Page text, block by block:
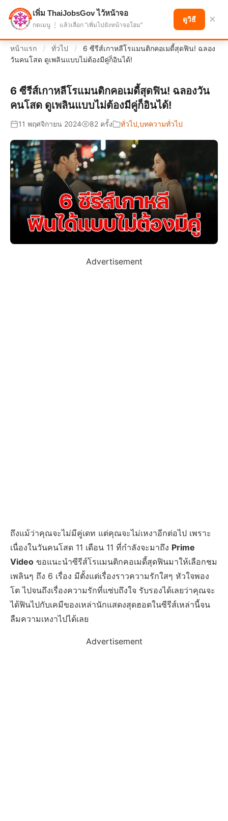
แบ่งปันโอกาส เพื่ออนาคตที่ก้าวหน้า
หน้าแรก / ทั่วไป /
6 ซีรีส์เกาหลีโรแมนติกคอเมดี้สุดฟิน! ฉลอง
วันคนโสด ดูเพลินแบบไม่ต้องมีคู่ก็อินได้!
6 ซีรีส์เกาหลีโรแมนติกคอเมดี้สุดฟิน! ฉลองวัน
คนโสด ดูเพลินแบบไม่ต้องมีคู่ก็อินได้!
11 พฤศจิกายน 2024 82 ครั้ง ทั่วไป,บทความทั่วไป
Advertisement
ถึงแม้ว่าคุณจะไม่มีคู่เดท แต่คุณจะไม่เหงาอีกต่อไป เพราะ
เนื่องในวันคนโสด 11 เดือน 11 ที่กำลังจะมาถึง Prime
Video ขอแนะนำซีรีส์โรแมนติกคอเมดี้สุดฟินมาให้เลือกชม
เพลินๆ ถึง 6 เรื่อง มีตั้งแต่เรื่องราวความรักใสๆ หัวใจพอง
โต ไปจนถึงเรื่องความรักที่แซ่บถึงใจ รับรองได้เลยว่าคุณจะ
ได้ฟินไปกับเคมีของเหล่านักแสดงสุดฮอตในซีรีส์เหล่านี้จน
ลืมความเหงาไปได้เลย
Advertisement
เพิ่ม ThaiJobsGov ไว้หน้าจอ
กดเมนู ⋮ แล้วเลือก "เพิ่มไปยังหน้าจอโฮม"
ดูวิธี ×